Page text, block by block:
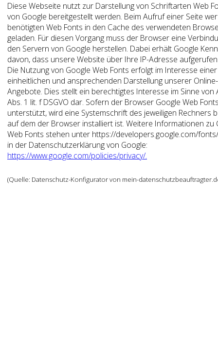
Diese Webseite nutzt zur Darstellung von Schriftarten Web
von Google bereitgestellt werden. Beim Aufruf einer Seite
benötigten Web Fonts in den Cache des verwendeten
geladen. Für diesen Vorgang muss der Browser eine
den Servern von Google herstellen. Dabei erhält Google
davon, dass unsere Website über Ihre IP-Adresse
Die Nutzung von Google Web Fonts erfolgt im Interesse einer
einheitlichen und ansprechenden Darstellung unserer Online-
Angebote. Dies stellt ein berechtigtes Interesse im Sinne von
Abs. 1 lit. f DSGVO dar. Sofern der Browser Google Web
unterstützt, wird eine Systemschrift des jeweiligen Rechners
auf dem der Browser installiert ist. Weitere Informationen zu
Web Fonts stehen unter https://developers.google.com/
in der Datenschutzerklärung von Google:
https://www.google.com/policies/privacy/.
(Quelle: Datenschutz-Konfigurator von mein-